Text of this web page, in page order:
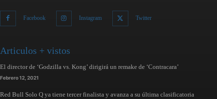
Facebook Instagram Twitter
Articulos + vistos
El director de ‘Godzilla vs. Kong’ dirigirá un remake de ‘Contracara’
Febrero 12, 2021
Red Bull Solo Q ya tiene tercer finalista y avanza a su última clasificatoria